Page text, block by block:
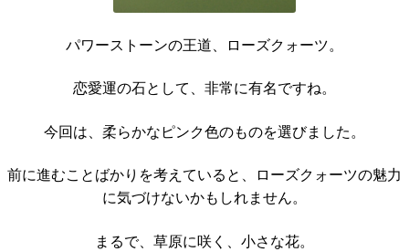
パワーストーンの王道、ローズクォーツ。
恋愛運の石として、非常に有名ですね。
今回は、柔らかなピンク色のものを選びました。
前に進むことばかりを考えていると、ローズクォーツの魅力
に気づけないかもしれません。
まるで、草原に咲く、小さな花。